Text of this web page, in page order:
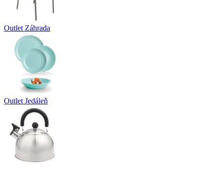
Outlet Záhrada
Outlet Jedáleň